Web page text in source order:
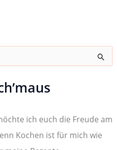
ich euch die Freude am
Kochen ist für mich wie